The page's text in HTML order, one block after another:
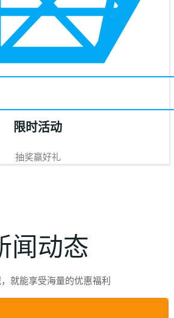
限时活动
抽奖赢好礼
闻动态
就能享受海量的优惠福利